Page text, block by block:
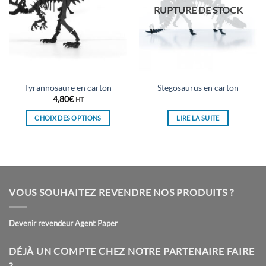
Tyrannosaure en carton
4,80€ HT
CHOIX DES OPTIONS
plusieurs
Les
peuvent
sur
RUPTURE DE STOCK
Stegosaurus en carton
LIRE LA SUITE
VOUS SOUHAITEZ REVENDRE NOS PRODUITS ?
Devenir revendeur Agent Paper
DÉJÀ UN COMPTE CHEZ NOTRE PARTENAIRE FAIRE